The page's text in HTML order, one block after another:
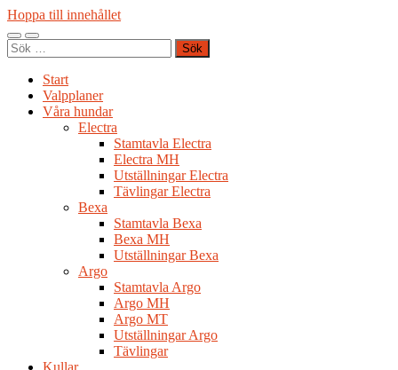
Hoppa till innehållet
Slå
på/av
Slå
på/av
Sök
efter:
Start
Valpplaner
Våra hundar
Electra
Stamtavla Electra
Electra MH
Utställningar Electra
Tävlingar Electra
Bexa
Stamtavla Bexa
Bexa MH
Utställningar Bexa
Argo
Stamtavla Argo
Argo MH
Argo MT
Utställningar Argo
Tävlingar
Kullar